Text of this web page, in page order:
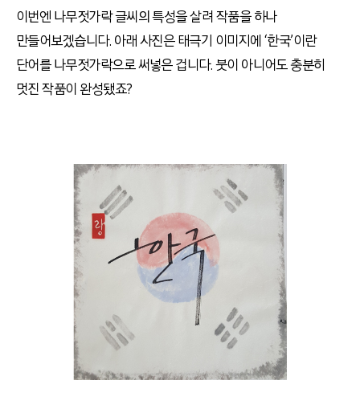
이번엔 나무젓가락 글씨의 특성을 살려 작품을 하나
만들어보겠습니다. 아래 사진은 태극기 이미지에 ‘한국’이란
단어를 나무젓가락으로 써넣은 겁니다.붓이 아니어도 충분히
멋진 작품이 완성됐죠?